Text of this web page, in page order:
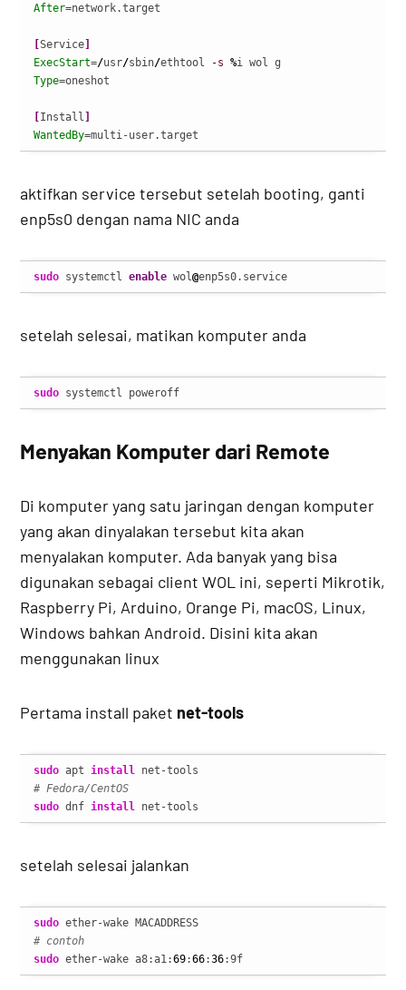
After=network.target
[Service
ExecStart=/usr/sbin/ethtool -s %
Type=oneshot
Install
WantedBy=multi-user.target
aktifkan service tersebut setelah booting, ganti
enp5s0 dengan nama NIC anda
sudo systemctl enable wol@enp5s0.service
setelah selesai, matikan komputer anda
sudo systemctl poweroff
Menyakan Komputer dari Remote
Di komputer yang satu jaringan dengan komputer
yang akan dinyalakan tersebut kita akan
menyalakan komputer. Ada banyak yang bisa
digunakan sebagai client WOL ini, seperti Mikrotik,
Raspberry Pi, Arduino, Orange Pi, macOS, Linux,
Windows bahkan Android. Disini kita akan
menggunakan linux
Pertama install paket net-tools
sudo apt install
# Fedora/CentOS
sudo dnf install net-tools
setelah selesai jalankan
sudo
# contoh
sudo ether-wake a8:a1:69:66:36:9f